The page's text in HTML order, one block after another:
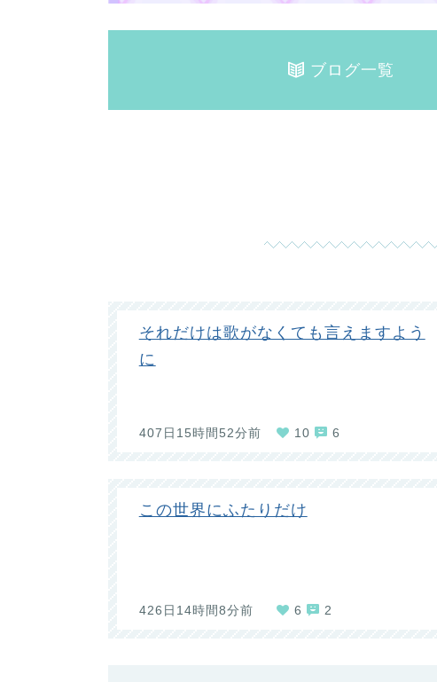
ブログ一覧
それだけは歌がなくても言えますよう
に
407日15時間52分前 10 6
この世界にふたりだけ
426日14時間8分前 6 2